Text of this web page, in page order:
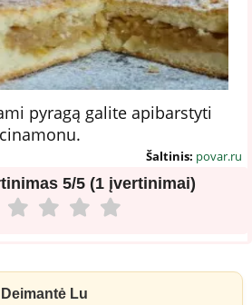
pyragą galite apibarstyti
Šaltinis: povar.ru
5/5 (1 įvertinimai)
Deimantė Lu